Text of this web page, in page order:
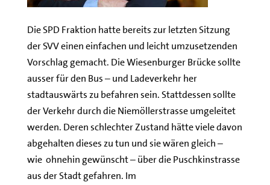
Die SPD Fraktion hatte bereits zur letzten Sitzung
der SVV einen einfachen und leicht umzusetzenden
Vorschlag gemacht. Die Wiesenburger Brücke sollte
ausser für den Bus – und Ladeverkehr her
stadtauswärts zu befahren sein. Stattdessen sollte
der Verkehr durch die Niemöllerstrasse umgeleitet
werden. Deren schlechter Zustand hätte viele davon
abgehalten dieses zu tun und sie wären gleich –
wie ohnehin gewünscht – über die Puschkinstrasse
aus der Stadt gefahren. Im